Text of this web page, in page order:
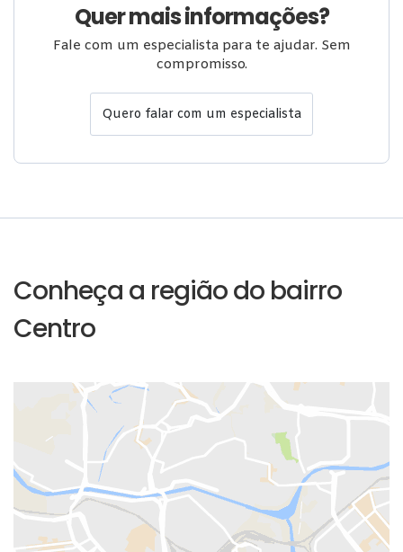
Quer mais informações?
Fale com um especialista para te ajudar. Sem
compromisso.
Quero falar com um especialista
Conheça a região do bairro
Centro